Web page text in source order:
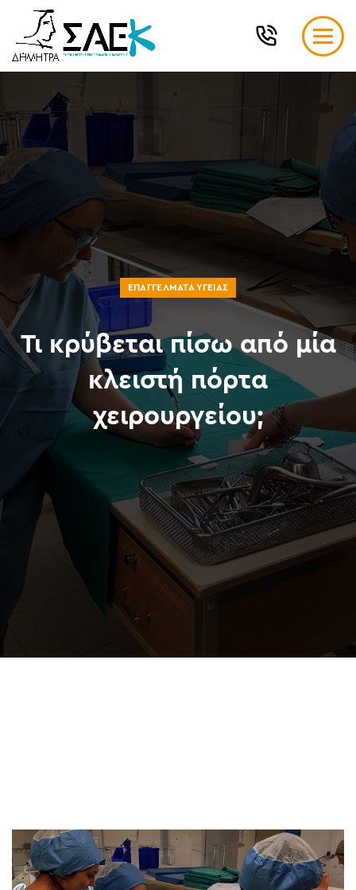
ΕΠΑΓΓΈΛΜΑΤΑ ΥΓΕΊΑΣ
Τι κρύβεται πίσω από μία
κλειστή πόρτα
χειρουργείου;